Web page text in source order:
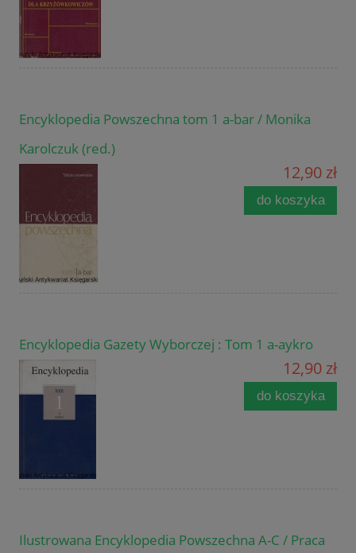
Encyklopedia Powszechna tom 1 a-bar / Monika
Karolczuk (red.)
12,90 zł
do koszyka
Encyklopedia Gazety Wyborczej : Tom 1 a-aykro
12,90 zł
do koszyka
Ilustrowana Encyklopedia Powszechna A-C / Praca